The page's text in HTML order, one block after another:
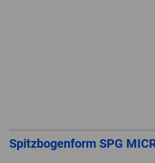
Spitzbogenform SPG